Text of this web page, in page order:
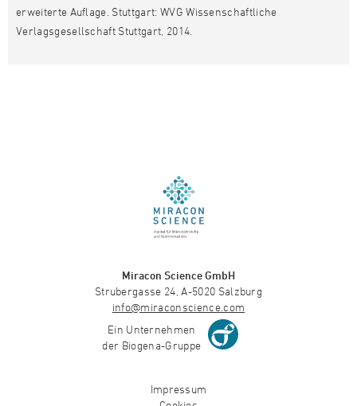
erweiterte Auflage. Stuttgart: WVG Wissenschaftliche
Verlagsgesellschaft Stuttgart, 2014.
Miracon Science GmbH
Strubergasse 24, A-5020 Salzburg
info@miraconscience.com
Ein Unternehmen
der Biogena-Gruppe
Impressum